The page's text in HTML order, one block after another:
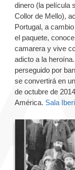
dinero (la película
Collor de Mello),
Portugal, a
el paquete,
camarera y vive
adicto a la
perseguido por
se convertirá en
de octubre de
América. Sala